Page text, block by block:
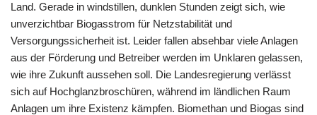
Land. Gerade in windstillen, dunklen Stunden zeigt sich, wie
unverzichtbar Biogasstrom für Netzstabilität und
Versorgungssicherheit ist. Leider fallen absehbar viele Anlagen
aus der Förderung und Betreiber werden im Unklaren gelassen,
wie ihre Zukunft aussehen soll. Die Landesregierung verlässt
sich auf Hochglanzbroschüren, während im ländlichen Raum
Anlagen um ihre Existenz kämpfen. Biomethan und Biogas sind